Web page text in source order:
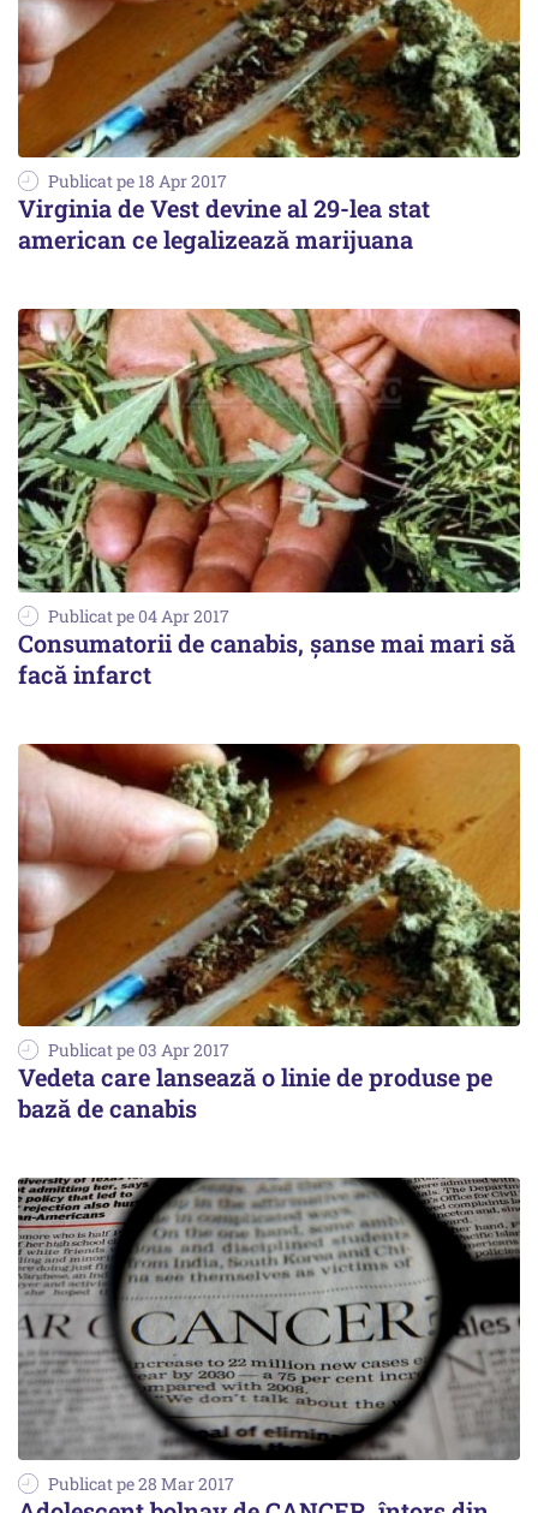
Publicat pe 18 Apr 2017
Virginia de Vest devine al 29-lea stat
american ce legalizează marijuana
Publicat pe 04 Apr 2017
Consumatorii de canabis, șanse mai mari să
facă infarct
Publicat pe 03 Apr 2017
Vedeta care lansează o linie de produse pe
bază de canabis
Publicat pe 28 Mar 2017